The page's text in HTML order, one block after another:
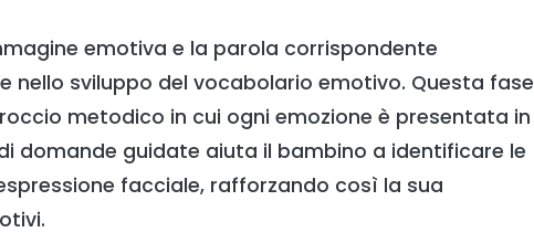
emotiva e la parola corrispondente
sviluppo del vocabolario emotivo. Questa fase
metodico in cui ogni emozione è presentata in
domande guidate aiuta il bambino a identificare le
facciale, rafforzando così la sua